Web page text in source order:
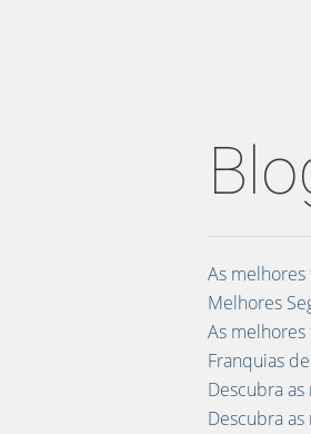
As
Melhores
As
Franquias
Descubra
Descubra